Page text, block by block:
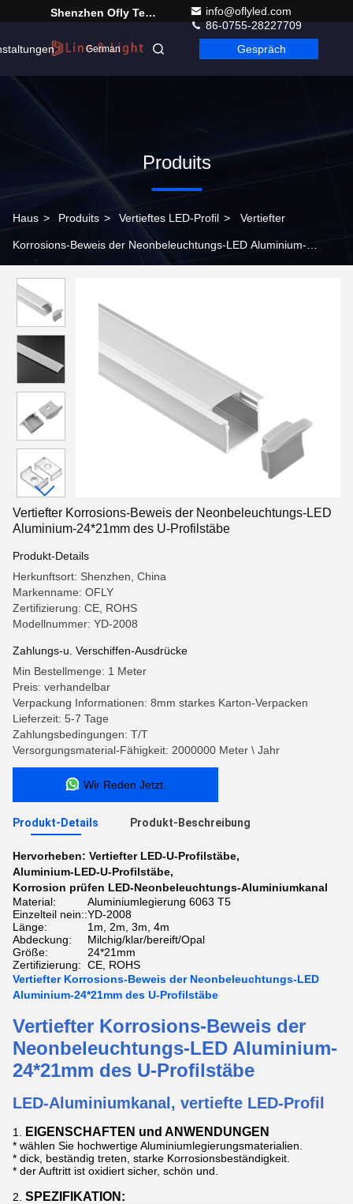
Shenzhen Ofly Technology Co.,Limited
info@oflyled.com
86-0755-28227709
German Gespräch
Produits
Haus > Produits > Vertieftes LED-Profil > Vertiefter
Korrosions-Beweis der Neonbeleuchtungs-LED Aluminium-
Vertiefter Korrosions-Beweis der Neonbeleuchtungs-LED
Aluminium-24*21mm des U-Profilstäbe
Produkt-Details
Herkunftsort: Shenzhen, China
Markenname: OFLY
Zertifizierung: CE, ROHS
Modellnummer: YD-2008
Zahlungs-u. Verschiffen-Ausdrücke
Min Bestellmenge: 1 Meter
Preis: verhandelbar
Verpackung Informationen: 8mm starkes Karton-Verpacken
Lieferzeit: 5-7 Tage
Zahlungsbedingungen: T/T
Versorgungsmaterial-Fähigkeit: 2000000 Meter \ Jahr
Wir Reden Jetzt.
Produkt-Details Produkt-Beschreibung
Hervorheben: Vertiefter LED-U-Profilstäbe,
Aluminium-LED-U-Profilstäbe,
Korrosion prüfen LED-Neonbeleuchtungs-Aluminiumkanal
Material:
Aluminiumlegierung 6063 T5
Einzelteil nein::YD-2008
Länge:
1m, 2m, 3m, 4m
Abdeckung:
Milchig/klar/bereift/Opal
Größe:
24*21mm
Zertifizierung: CE, ROHS
Vertiefter Korrosions-Beweis der Neonbeleuchtungs-LED
Aluminium-24*21mm des U-Profilstäbe
Vertiefter Korrosions-Beweis der
Neonbeleuchtungs-LED Aluminium-
24*21mm des U-Profilstäbe
LED-Aluminiumkanal, vertiefte LED-Profil
1. EIGENSCHAFTEN und ANWENDUNGEN
* wählen Sie hochwertige Aluminiumlegierungsmaterialien.
* dick, beständig treten, starke Korrosionsbeständigkeit.
* der Auftritt ist oxidiert sicher, schön und.
2. SPEZIFIKATION: